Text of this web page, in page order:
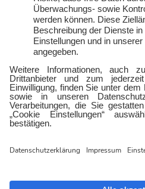
Geschäftskunden
Gewerbestrom
Gewerbegas
ImpressumDatenschutz